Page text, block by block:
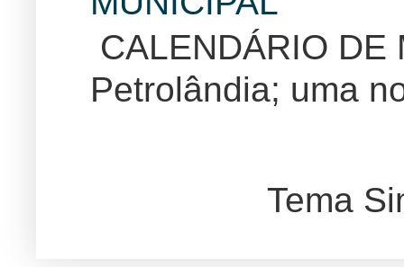
CALENDÁRIO DE
Petrolândia; uma
Tema